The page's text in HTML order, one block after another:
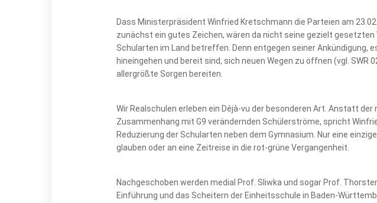
Dass Ministerpräsident Winfried Kretschmann die Parteien am
zunächst ein gutes Zeichen, wären da nicht seine gezielt gesetzten
Schularten im Land betreffen. Denn entgegen seiner Ankündigung,
hineingehen und bereit sind, sich neuen Wegen zu öffnen (vgl.
allergrößte Sorgen bereiten.
Wir Realschulen erleben ein Déjà-vu der besonderen Art. Anstatt
Zusammenhang mit G9 verändernden Schülerströme, spricht
Reduzierung der Schularten neben dem Gymnasium. Nur eine
glauben oder an eine Zeitreise in die rot-grüne Vergangenheit.
Nachgeschoben werden medial Prof. Sliwka und sogar Prof.
Einführung und das Scheitern der Einheitsschule in Baden-